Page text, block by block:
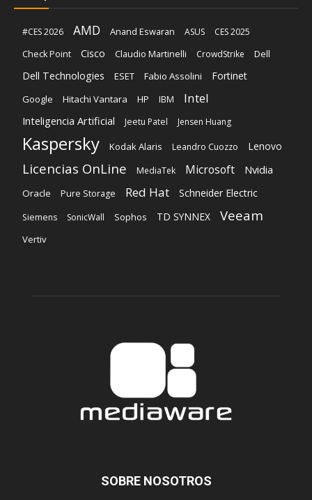
#CES 2026 AMD Anand Eswaran ASUS
CES 2025
Check Point
Cisco Claudio Martinelli CrowdStrike Dell
Dell Technologies ESET Fabio Assolini Fortinet
Google Hitachi Vantara HP IBM Intel
Inteligencia Artificial Jeetu Patel Jensen Huang
Kaspersky Kodak Alaris Leandro Cuozzo Lenovo
Licencias OnLine MediaTek Microsoft Nvidia
Oracle Pure Storage Red Hat Schneider Electric
Siemens SonicWall Sophos TD SYNNEX Veeam
Vertiv
SOBRE NOSOTROS